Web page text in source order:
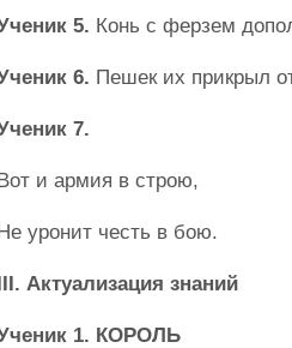
5. Конь с ферзем
6. Пешек их прикрыл
7.
и армия в строю,
уронит честь в бою.
. Актуализация знаний
1. КОРОЛЬ